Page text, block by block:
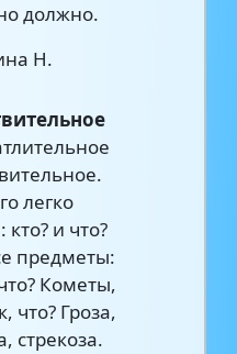
должно.
Н.
легко
и что?
предметы:
Кометы,
что? Гроза,
стрекоза.